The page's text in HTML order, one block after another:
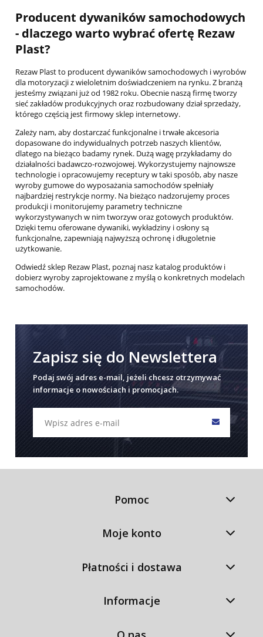
Producent dywaników samochodowych
- dlaczego warto wybrać ofertę Rezaw
Plast?
Rezaw Plast to producent dywaników samochodowych i wyrobów
dla motoryzacji z wieloletnim doświadczeniem na rynku. Z branżą
jesteśmy związani już od 1982 roku. Obecnie naszą firmę tworzy
sieć zakładów produkcyjnych oraz rozbudowany dział sprzedaży,
którego częścią jest firmowy sklep internetowy.
Zależy nam, aby dostarczać funkcjonalne i trwałe akcesoria
dopasowane do indywidualnych potrzeb naszych klientów,
dlatego na bieżąco badamy rynek. Dużą wagę przykładamy do
działalności badawczo-rozwojowej. Wykorzystujemy najnowsze
technologie i opracowujemy receptury w taki sposób, aby nasze
wyroby gumowe do wyposażania samochodów spełniały
najbardziej restrykcje normy. Na bieżąco nadzorujemy proces
produkcji i monitorujemy parametry techniczne
wykorzystywanych w nim tworzyw oraz gotowych produktów.
Dzięki temu oferowane dywaniki, wykładziny i osłony są
funkcjonalne, zapewniają najwyższą ochronę i długoletnie
użytkowanie.
Odwiedź sklep Rezaw Plast, poznaj nasz katalog produktów i
dobierz wyroby zaprojektowane z myślą o konkretnych modelach
samochodów.
Zapisz się do Newslettera
Podaj swój adres e-mail, jeżeli chcesz otrzymywać
informacje o nowościach i promocjach.
Pomoc
Moje konto
Płatności i dostawa
Informacje